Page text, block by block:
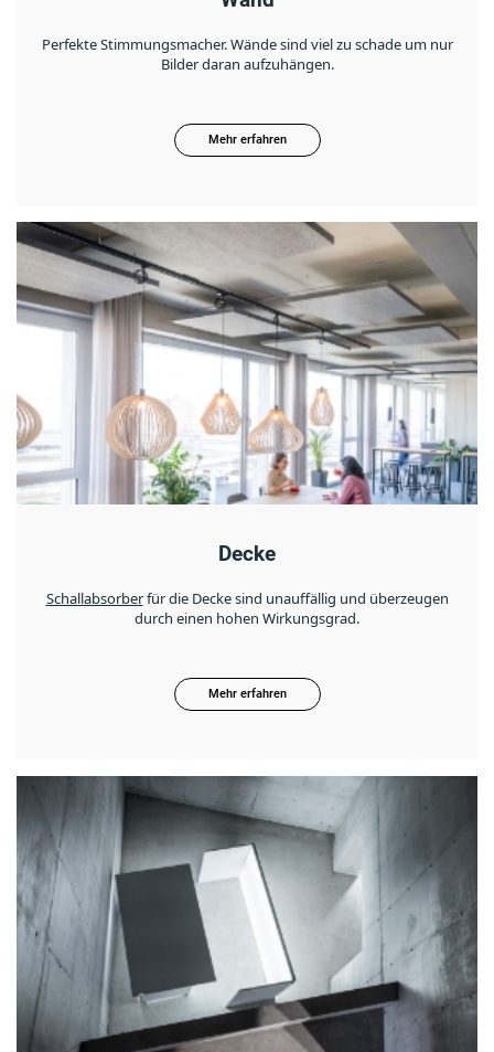
Perfekte Stimmungsmacher. Wände sind viel zu schade um nur
Bilder daran aufzuhängen.
Mehr erfahren
Decke
Schallabsorberfür die Decke sind unauffällig und überzeugen
durch einen hohen Wirkungsgrad.
Mehr erfahren